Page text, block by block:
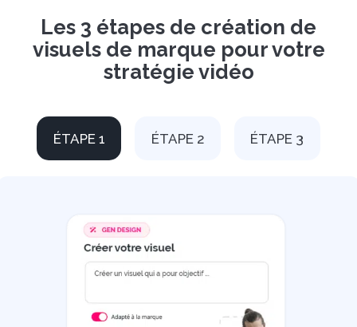
Les 3 étapes de création de
visuels de marque pour votre
stratégie vidéo
ÉTAPE 1 ÉTAPE 2 ÉTAPE 3